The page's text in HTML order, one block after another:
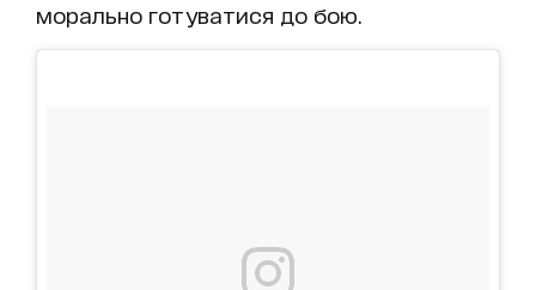
морально готуватися до бою.